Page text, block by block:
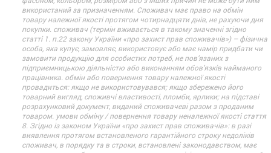
використаний за призначенням. Споживач має право на обмін
товару належної якості протягом чотирнадцяти днів, не рахуючи дня
покупки. споживач (термін вживається в такому значенні згідно
статті 1. п.22 закону України «про захист прав споживачів») – фізична
особа, яка купує, замовляє, використовує або має намір придбати чи
замовити продукцію для особистих потреб, не пов’язаних з
підприємницькою діяльністю або виконанням обов’язків найманого
працівника. обмін або повернення товару належної якості
провадиться: якщо не використовувався; якщо збережено його
товарний вигляд, споживчі властивості, пломби, ярлики; на підставі
розрахунковий документ, виданий споживачеві разом з проданим
товаром. умови обміну / повернення товару неналежної якості стаття
8. Згідно із законом України «про захист прав споживачів»: в разі
виявлення протягом встановленого гарантійного строку недоліків
споживач, в порядку та в строки, встановлені законодавством, має